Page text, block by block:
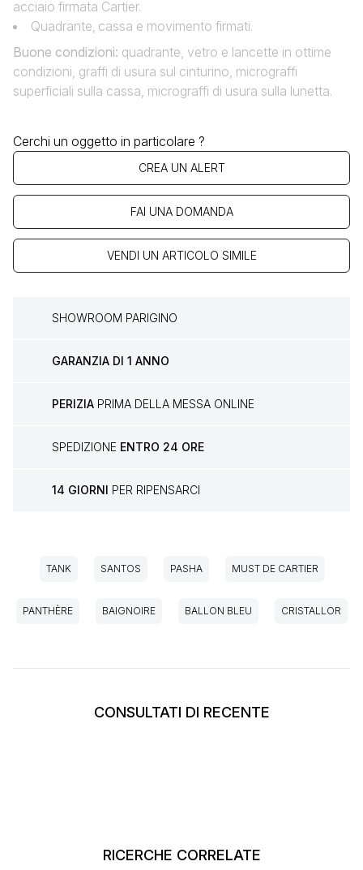
acciaio firmata Cartier.
Quadrante‚ cassa e movimento firmati.
Buone condizioni: quadrante, vetro e lancette in ottime
condizioni, graffi di usura sul cinturino, micrograffi
superficiali sulla cassa, micrograffi di usura sulla lunetta.
Cerchi un oggetto in particolare ?
CREA UN ALERT
FAI UNA DOMANDA
VENDI UN ARTICOLO SIMILE
SHOWROOM PARIGINO
GARANZIA DI 1 ANNO
PERIZIA PRIMA DELLA MESSA ONLINE
SPEDIZIONE ENTRO 24 ORE
14 GIORNI PER RIPENSARCI
TANK SANTOS PASHA MUST DE CARTIER
PANTHÈRE BAIGNOIRE BALLON BLEU CRISTALLOR
CONSULTATI DI RECENTE
RICERCHE CORRELATE